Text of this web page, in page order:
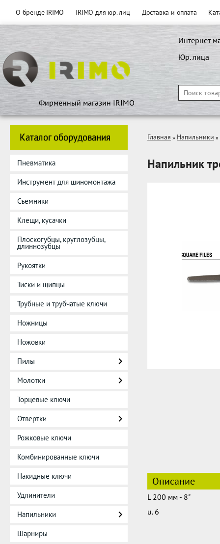
О бренде IRIMO IRIMO для юр. лиц Доставка и оплата
Фирменный магазин IRIMO
Интернет
Юр. лица
Каталог оборудования
Пневматика
Инструмент для шиномонтажа
Съемники
Клещи, кусачки
Плоскогубцы, круглозубцы,
длиннозубцы
Рукоятки
Тиски и щипцы
Трубные и трубчатые ключи
Ножницы
Ножовки
Пилы
Молотки
Торцевые ключи
Отвертки
Рожковые ключи
Комбинированные ключи
Накидные ключи
Удлинители
Напильники
Шарниры
Главная » Напильники »
Напильник
Описание
L 200 мм - 8"
u. 6